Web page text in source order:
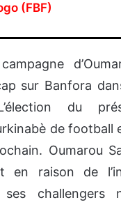
(FBF)
sur Banfora
du
de football
Oumarou
en raison de
challengers